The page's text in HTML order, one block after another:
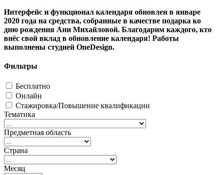
Интерфейс и функционал календаря обновлен в январе
2020 года на средства, собранные в качестве подарка ко
дню рождения Ани Михайловой. Благодарим каждого, кто
внёс свой вклад в обновление календаря! Работы
выполнены студией OneDesign.
Фильтры
Бесплатно
Онлайн
Стажировка/Повышение квалификации
Тематика
Предметная область
Страна
Месяц